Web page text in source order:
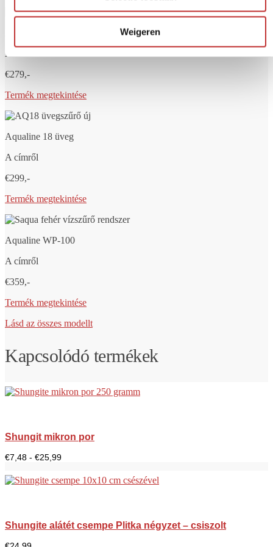
Weigeren
A címről
€279,-
Termék megtekintése
Aqualine 18 üveg
A címről
€299,-
Termék megtekintése
Aqualine WP-100
A címről
€359,-
Termék megtekintése
Lásd az összes modellt
Kapcsolódó termékek
Shungit mikron por
€7,48 - €25,99Árkategória:
és
Shungite alátét csempe Plitka négyzet – csiszolt